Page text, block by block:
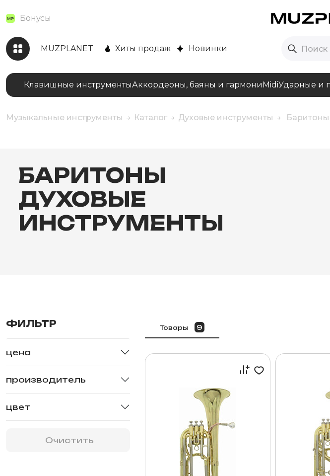
Бонусы
MUZPLANET Хиты продаж Новинки
Клавишные инструментыАккордеоны, баяны и гармониMidiУдарные и
Музыкальные инструменты Каталог Духовые инструменты
БАРИТОНЫ
ДУХОВЫЕ
ИНСТРУМЕНТЫ
ФИЛЬТР
цена
производитель
цвет
Товары 9